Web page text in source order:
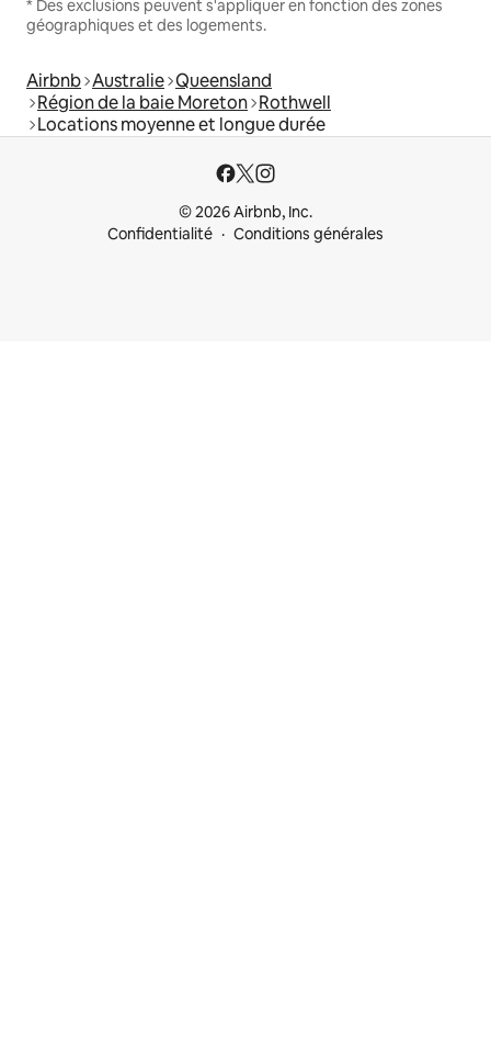
* Des exclusions peuvent s'appliquer en fonction des zones
géographiques et des logements.
Airbnb Australie Queensland
Région de la baie Moreton Rothwell
Locations moyenne et longue durée
© 2026 Airbnb, Inc.
Confidentialité
Conditions générales